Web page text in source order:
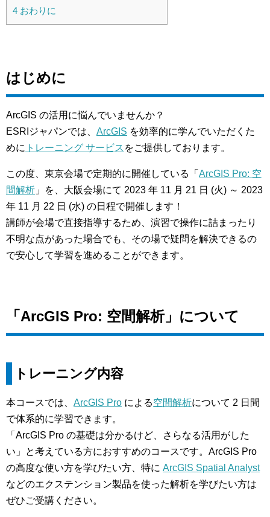
4 おわりに
はじめに
ArcGIS の活用に悩んでいませんか？
ESRIジャパンでは、 ArcGIS を効率的に学んでいただくた
めに トレーニング サービス をご提供しております。
この度、東京会場で定期的に開催している「 ArcGIS Pro: 空
間解析 」を、大阪会場にて 2023 年 11 月 21 日 (火) ～ 2023
年 11 月 22 日 (水) の日程で開催します！
講師が会場で直接指導するため、演習で操作に詰まったり
不明な点があった場合でも、その場で疑問を解決できるの
で安心して学習を進めることができます。
「ArcGIS Pro: 空間解析」について
トレーニング内容
本コースでは、 ArcGIS Pro による空間解析について 2 日間
で体系的に学習できます。
「ArcGIS Pro の基礎は分かるけど、さらなる活用がした
い」と考えている方におすすめのコースです。ArcGIS Pro
の高度な使い方を学びたい方、特に ArcGIS Spatial Analyst
などのエクステンション製品を使った解析を学びたい方は
ぜひご受講ください。